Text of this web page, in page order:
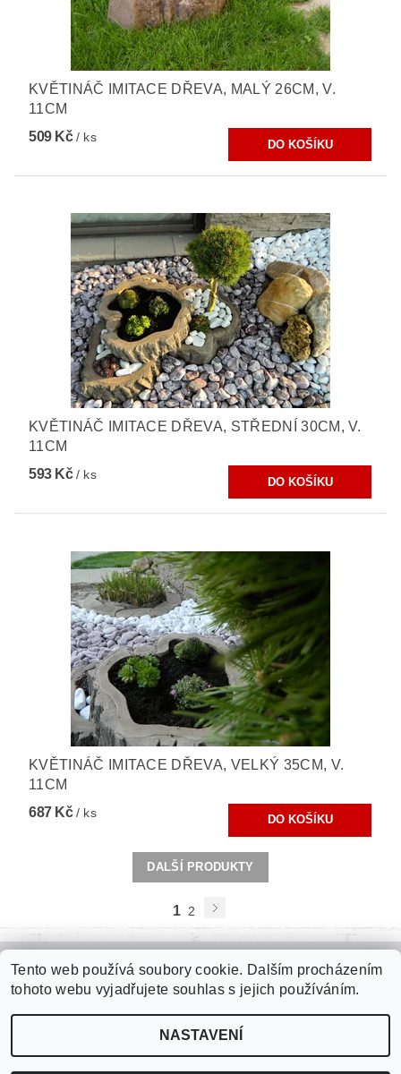
KVĚTINÁČ IMITACE DŘEVA, MALÝ 26CM, V.
11CM
509 Kč/ ks
KVĚTINÁČ IMITACE DŘEVA, STŘEDNÍ 30CM, V.
11CM
593 Kč/ ks
KVĚTINÁČ IMITACE DŘEVA, VELKÝ 35CM, V.
11CM
687 Kč/ ks
DALŠÍ PRODUKTY
1 2
Zámková dlažba | Plastové palubky | Kari sítě | Jímky na vodu
Fasádní polystyren | Roxory | Tepelné izolace
2026 ©internetové stavebniny, všechna práva vyhrazena
Tento web používá soubory cookie. Dalším procházením
tohoto webu vyjadřujete souhlas s jejich používáním.
NASTAVENÍ